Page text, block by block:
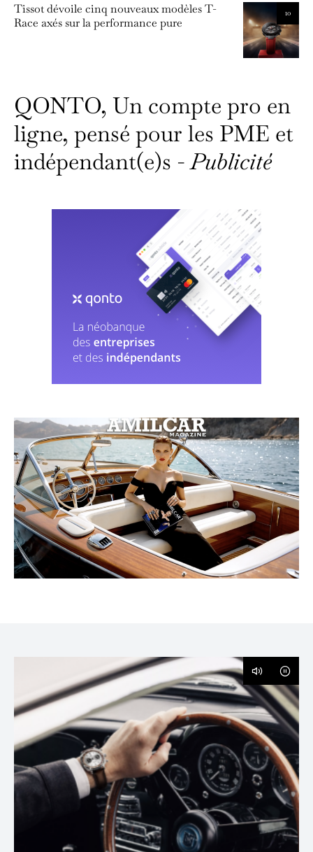
10
Tissot dévoile cinq nouveaux modèles T-
Race axés sur la performance pure
QONTO, Un compte pro en
ligne, pensé pour les PME et
indépendant(e)s -Publicité